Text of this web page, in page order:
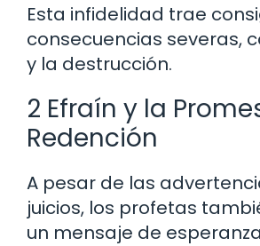
Esta infidelidad trae
consecuencias severas,
y la destrucción.
2 Efraín y la
Redención
A pesar de las
juicios, los profetas
un mensaje de